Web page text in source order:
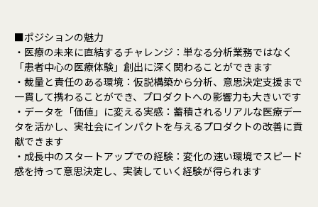
■ポジションの魅力
・医療の未来に直結するチャレンジ：単なる分析業務ではなく
「患者中心の医療体験」創出に深く関わることができます
・裁量と責任のある環境：仮説構築から分析、意思決定支援まで
一貫して携わることができ、プロダクトへの影響力も大きいです
・データを「価値」に変える実感：蓄積されるリアルな医療デー
タを活かし、実社会にインパクトを与えるプロダクトの改善に貢
献できます
・成長中のスタートアップでの経験：変化の速い環境でスピード
感を持って意思決定し、実装していく経験が得られます